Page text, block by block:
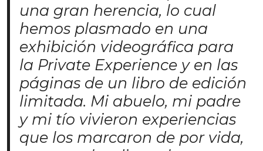
una gran herencia, lo cual
hemos plasmado en una
exhibición videográfica para
la Private Experience y en las
páginas de un libro de edición
limitada. Mi abuelo, mi padre
y mi tío vivieron experiencias
que los marcaron de por vida,